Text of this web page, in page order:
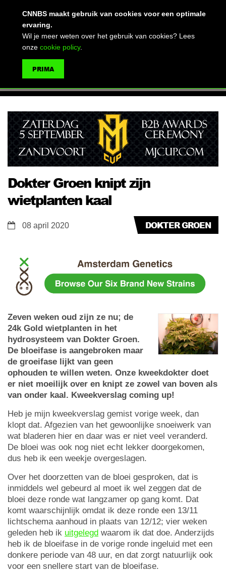
Dokter Groen knipt zijn
wietplanten kaal
DOKTER GROEN
08 april 2020
Zeven weken oud zijn ze nu; de
24k Gold wietplanten in het
hydrosysteem van Dokter Groen.
De bloeifase is aangebroken maar
de groeifase lijkt van geen
ophouden te willen weten. Onze kweekdokter doet
er niet moeilijk over en knipt ze zowel van boven als
van onder kaal. Kweekverslag coming up!
Heb je mijn kweekverslag gemist vorige week, dan
klopt dat. Afgezien van het gewoonlijke snoeiwerk van
wat bladeren hier en daar was er niet veel veranderd.
De bloei was ook nog niet echt lekker doorgekomen,
dus heb ik een weekje overgeslagen.
Over het doorzetten van de bloei gesproken, dat is
inmiddels wel gebeurd al moet ik wel zeggen dat de
bloei deze ronde wat langzamer op gang komt. Dat
komt waarschijnlijk omdat ik deze ronde een 13/11
lichtschema aanhoud in plaats van 12/12; vier weken
geleden heb ik uitgelegd waarom ik dat doe. Anderzijds
heb ik de bloeifase in de vorige ronde ingeluid met een
donkere periode van 48 uur, en dat zorgt natuurlijk ook
voor een snellere start van de bloeifase.
CNNBS maakt gebruik van cookies voor een optimale
ervaring.
Wil je meer weten over het gebruik van cookies? Lees
onze cookie policy.
PRIMA